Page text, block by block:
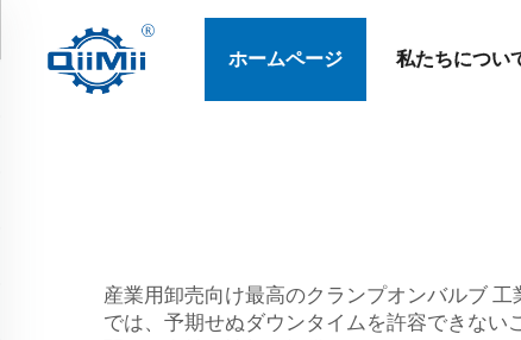
ホームページ 私たちについ
産業用卸売向け最高のクランプオンバルブ
では、予期せぬダウンタイムを許容できな